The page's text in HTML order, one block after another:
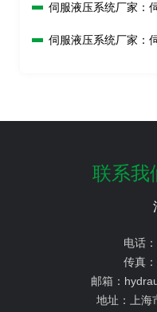
伺服液压系统厂家：
伺服液压系统厂家：
联系我
电话：
传真：
邮箱：
地址：
上